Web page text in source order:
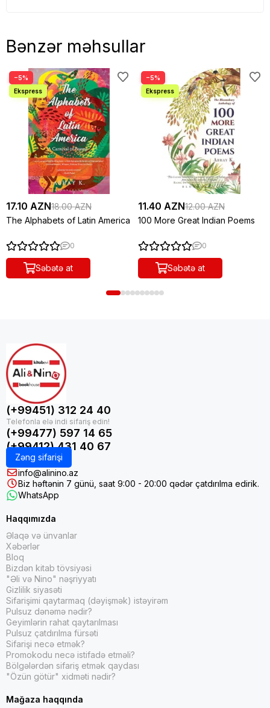
Bənzər məhsullar
−5%
17.10 AZN18.00 AZN
The Alphabets of Latin America
0
Səbətə at
−5%
11.40 AZN12.00 AZN
100 More Great Indian Poems
0
Səbətə at
(+99451) 312 24 40
(+99477) 597 14 65
(+99412) 431 40 67
Zəng sifarişi
info@alinino.az
Biz həftənin 7 günü, saat 9:00 - 20:00 qədər çatdırılma edirik.
WhatsApp
Haqqımızda
Əlaqə və ünvanlar
Xəbərlər
Bloq
Bizdən kitab tövsiyəsi
"Əli və Nino" nəşriyyatı
Gizlilik siyasəti
Sifarişimi qaytarmaq (dəyişmək) istəyirəm
Pulsuz dənəmə nədir?
Geyimlərin rahat qaytarılması
Pulsuz çatdırılma fürsəti
Sifarişi necə etmək?
Promokodu necə istifadə etməli?
Bölgələrdən sifariş etmək qaydası
"Özün götür" xidməti nədir?
Mağaza haqqında